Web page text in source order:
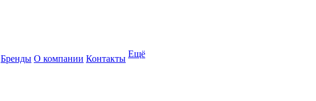
Бренды О компании Контакты Ещё